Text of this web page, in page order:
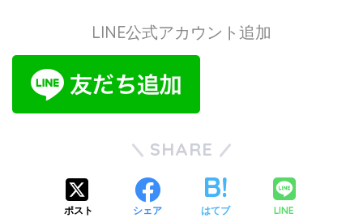
LINE公式アカウント追加
SHARE
ポスト シェア はてブ LINE